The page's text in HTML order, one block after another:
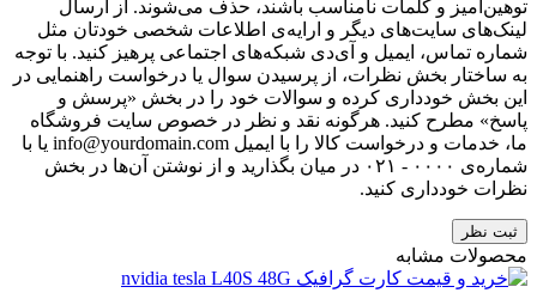
توهین‌آمیز و کلمات نامناسب باشند، حذف می‌شوند. از ارسال
لینک‌های سایت‌های دیگر و ارایه‌ی اطلاعات شخصی خودتان مثل
شماره تماس، ایمیل و آی‌دی شبکه‌های اجتماعی پرهیز کنید. با توجه
به ساختار بخش نظرات، از پرسیدن سوال یا درخواست راهنمایی در
این بخش خودداری کرده و سوالات خود را در بخش «پرسش و
پاسخ» مطرح کنید. هرگونه نقد و نظر در خصوص سایت فروشگاه
ما، خدمات و درخواست کالا را با ایمیل info@yourdomain.com یا با
شماره‌ی ۰۰۰۰ - ۰۲۱ در میان بگذارید و از نوشتن آن‌ها در بخش
نظرات خودداری کنید.
ثبت نظر
محصولات مشابه